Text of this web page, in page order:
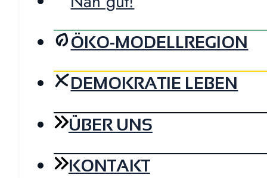
ÖKO-MODELLREGION
DEMOKRATIE LEBEN
ÜBER UNS
KONTAKT